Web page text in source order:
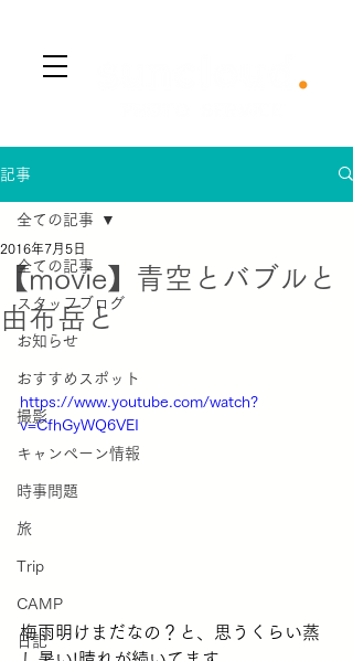
記事
全ての記事
スタッフブログ
お知らせ
おすすめスポット
撮影
キャンペーン情報
時事問題
旅
Trip
CAMP
日記
全ての記事
【movie】青空とバブルと
由布岳と
2016年7月5日
https://www.youtube.com/watch?
v=CfhGyWQ6VEI
梅雨明けまだなの？と、思うくらい蒸